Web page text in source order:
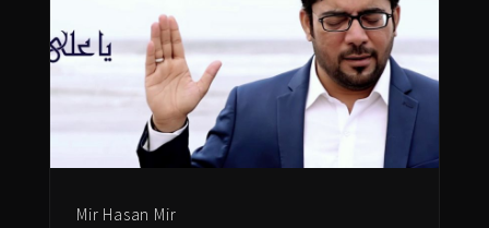
Mir Hasan Mir